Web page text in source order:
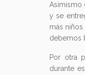
Asimismo
y se
más
debemos
Por otra
durante